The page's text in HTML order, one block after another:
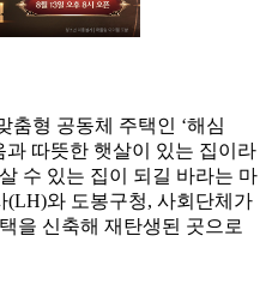
춤형 공동체 주택인 ‘해심
과 따뜻한 햇살이 있는 집이라
수 있는 집이 되길 바라는 마
(LH)와 도봉구청, 사회단체가
을 신축해 재탄생된 곳으로